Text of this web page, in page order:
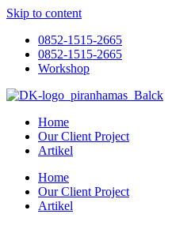
Skip to content
0852-1515-2665
0852-1515-2665
Workshop
Home
Our Client Project
Artikel
Home
Our Client Project
Artikel